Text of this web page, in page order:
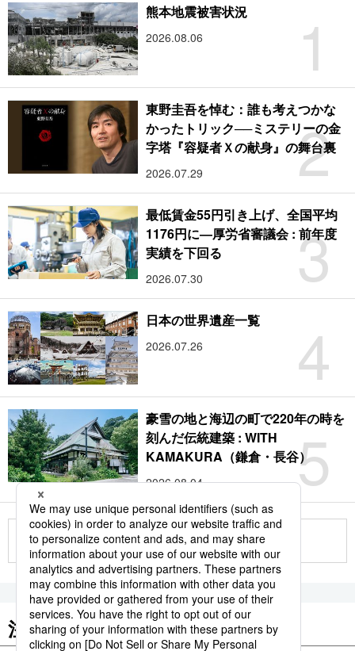
1
熊本地震被害状況
2026.08.06
2
東野圭吾を悼む：誰も考えつかな
かったトリック──ミステリーの金
字塔『容疑者Ｘの献身』の舞台裏
2026.07.29
3
最低賃金55円引き上げ、全国平均
1176円に―厚労省審議会 : 前年度
実績を下回る
2026.07.30
4
日本の世界遺産一覧
2026.07.26
5
豪雪の地と海辺の町で220年の時を
刻んだ伝統建築 : WITH
KAMAKURA（鎌倉・長谷）
2026.08.04
もっと見る
注目のキーワード